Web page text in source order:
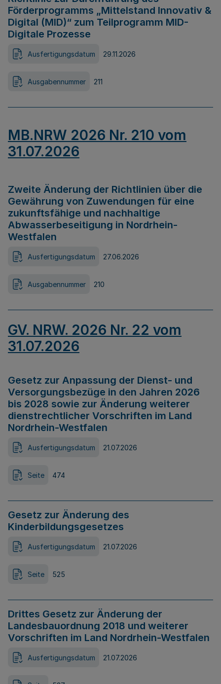
Förderprogramms „Mittelstand Innovativ &
Digital (MID)“ zum Teilprogramm MID-
Digitale Prozesse
Ausfertigungsdatum 29.11.2026
Ausgabennummer 211
MB.NRW 2026 Nr. 210 vom
31.07.2026
Zweite Änderung der Richtlinien über die
Gewährung von Zuwendungen für eine
zukunftsfähige und nachhaltige
Abwasserbeseitigung in Nordrhein-
Westfalen
Ausfertigungsdatum 27.06.2026
Ausgabennummer 210
GV. NRW. 2026 Nr. 22 vom
31.07.2026
Gesetz zur Anpassung der Dienst- und
Versorgungsbezüge in den Jahren 2026
bis 2028 sowie zur Änderung weiterer
dienstrechtlicher Vorschriften im Land
Nordrhein-Westfalen
Ausfertigungsdatum 21.07.2026
Seite 474
Gesetz zur Änderung des
Kinderbildungsgesetzes
Ausfertigungsdatum 21.07.2026
Seite 525
Drittes Gesetz zur Änderung der
Landesbauordnung 2018 und weiterer
Vorschriften im Land Nordrhein-Westfalen
Ausfertigungsdatum 21.07.2026